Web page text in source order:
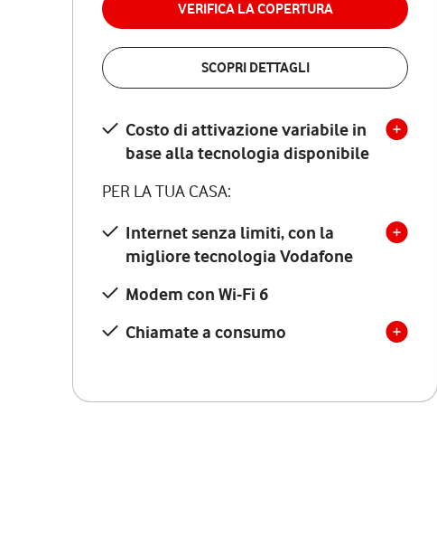
VERIFICA LA COPERTURA
SCOPRI DETTAGLI
Costo di attivazione variabile in
base alla tecnologia disponibile
PER LA TUA CASA:
Internet senza limiti, con la
migliore tecnologia Vodafone
Modem con Wi-Fi 6
Chiamate a consumo